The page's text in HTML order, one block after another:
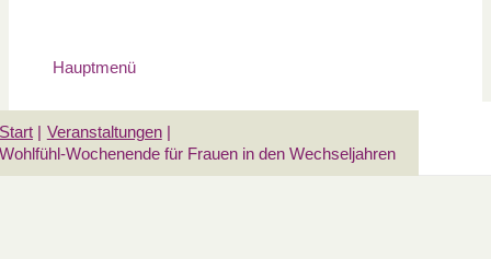
Hauptmenü
Start
Veranstaltungen
Wohlfühl-Wochenende für Frauen in den Wechseljahren